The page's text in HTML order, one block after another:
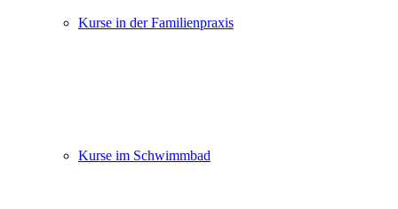
Kurse in der Familienpraxis
Kurse im Schwimmbad